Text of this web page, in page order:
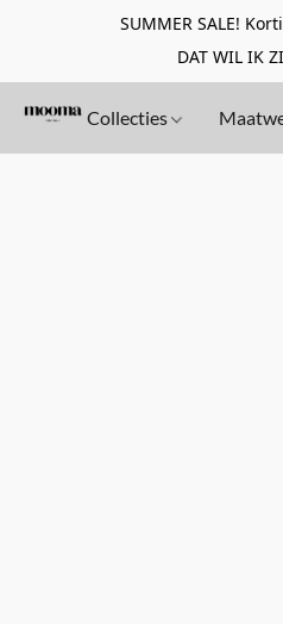
SUMMER SALE!
DAT WIL IK
Collecties